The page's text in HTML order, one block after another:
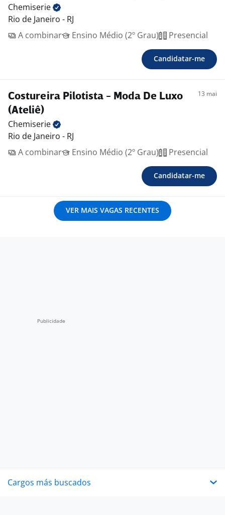
Chemiserie
Rio de Janeiro - RJ
A combinar
Ensino Médio (2º Grau) Presencial
Candidatar-me
Costureira Pilotista - Moda De Luxo
(Ateliê)
13 mai
Chemiserie
Rio de Janeiro - RJ
A combinar
Ensino Médio (2º Grau) Presencial
Candidatar-me
VER MAIS VAGAS RECENTES
Cargos más buscados